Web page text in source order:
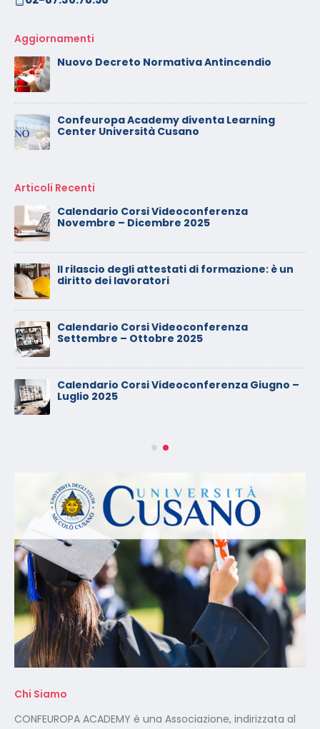
Aggiornamenti
Nuovo Decreto Normativa Antincendio
Confeuropa Academy diventa Learning
Center Università Cusano
Articoli Recenti
Calendario Corsi Videoconferenza
Novembre – Dicembre 2025
Il rilascio degli attestati di formazione: è un
diritto dei lavoratori
Calendario Corsi Videoconferenza
Settembre – Ottobre 2025
Calendario Corsi Videoconferenza Giugno –
Luglio 2025
Chi Siamo
CONFEUROPA ACADEMY è una Associazione, indirizzata al